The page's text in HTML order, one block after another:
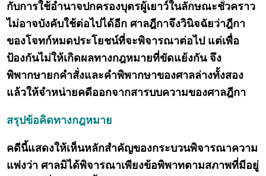
กับการใช้อำนาจปกครองบุตรผู้เยาว์ในลักษณะชั่วคราว
ไม่อาจบังคับใช้ต่อไปได้อีก ศาลฎีกาจึงวินิจฉัยว่าฎีกา
ของโจทก์หมดประโยชน์ที่จะพิจารณาต่อไป แต่เพื่อ
ป้องกันไม่ให้เกิดผลทางกฎหมายที่ขัดแย้งกัน จึง
พิพากษายกคำสั่งและคำพิพากษาของศาลล่างทั้งสอง
แล้วให้จำหน่ายคดีออกจากสารบบความของศาลฎีกา
สรุปข้อคิดทางกฎหมาย
คดีนี้แสดงให้เห็นหลักสำคัญของกระบวนพิจารณาความ
แพ่งว่า ศาลมิได้พิจารณาเพียงข้อพิพาทตามสภาพที่มีอยู่